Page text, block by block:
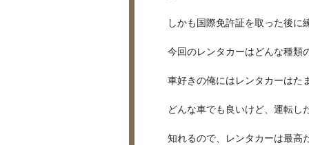
しかも国際免許証を取った後に
今回のレンタカーはどんな種類
車好きの俺にはレンタカーはた
どんな車でも良いけど、運転し
知れるので、レンタカーは最高